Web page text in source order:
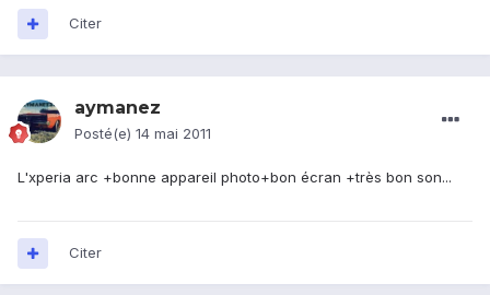
Citer
aymanez
Posté(e) 14 mai 2011
L'xperia arc +bonne appareil photo+bon écran +très bon son...
Citer